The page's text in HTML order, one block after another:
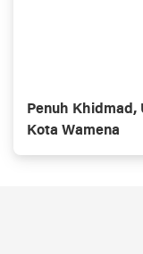
Penuh Khidmad,
Kota Wamena